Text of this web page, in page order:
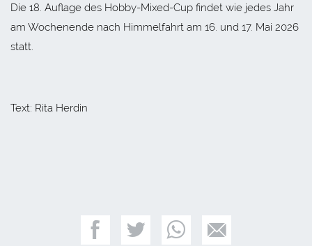
Die 18. Auflage des Hobby-Mixed-Cup findet wie jedes Jahr
am Wochenende nach Himmelfahrt am 16. und 17. Mai 2026
statt.
Text: Rita Herdin